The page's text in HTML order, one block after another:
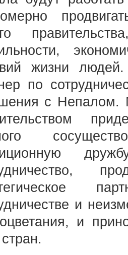
жизни
по
с
и
и